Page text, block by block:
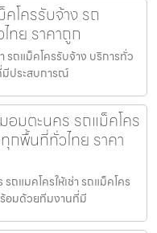
คโครรับจ้าง รถ
ทย ราคาถูก
รถแม็คโครรับจ้าง บริการทั่ว
มีประสบการณ์
อมตะนคร รถแม็คโคร
กพื้นที่ทั่วไทย ราคา
ถแมคโครให้เช่า รถแม็คโคร
ร้อมด้วยทีมงานที่มี